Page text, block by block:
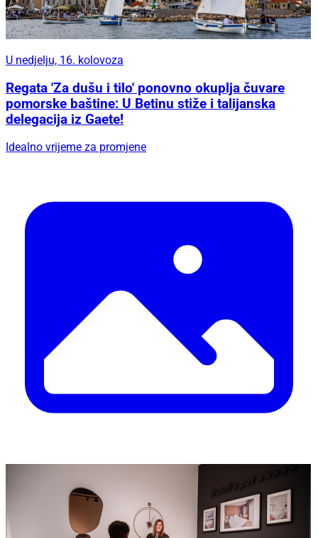
U nedjelju, 16. kolovoza
Regata 'Za dušu i tilo' ponovno okuplja čuvare
pomorske baštine: U Betinu stiže i talijanska
delegacija iz Gaete!
Idealno vrijeme za promjene